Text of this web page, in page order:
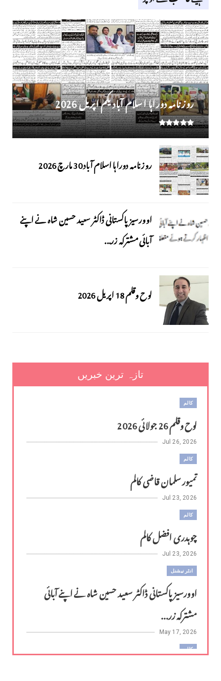
روز نامہ دوراہا اسلام آباد یکم اپریل 2026
روزنامہ دوراہا اسلام آباد 30 مارچ 2026
اوورسیز پاکستانی ڈاکٹر سعید حسین شاہ نے اپنے
آبائی مشترکہ زر...
لوح وقلم 18 اپریل 2026
تازہ ترین خبریں
کالم
لوح وقلم 26 جولائی 2026
Jul 26, 2026
کالم
تمیور سلمان قاضی کالم
Jul 23, 2026
کالم
چوہدری افضل کالم
Jul 23, 2026
انٹر نیشنل
اوورسیز پاکستانی ڈاکٹر سعید حسین شاہ نے اپنے آبائی
مشترکہ زر...
May 17, 2026
کالم